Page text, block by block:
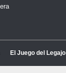
El Juego del Legajo